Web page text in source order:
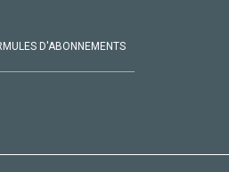
D'ABONNEMENTS